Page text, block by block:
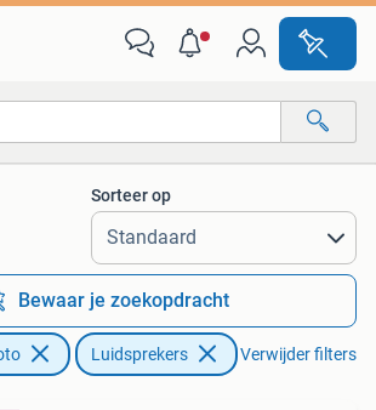
Alle afstanden…
Sorteer op
Bewaar je zoekopdracht
Luidsprekers Verwijder filters